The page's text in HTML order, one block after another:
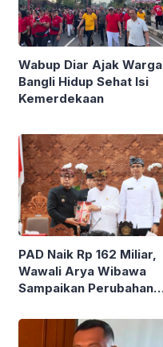
Wabup Diar Ajak Warga
Bangli Hidup Sehat Isi
Kemerdekaan
PAD Naik Rp 162 Miliar,
Wawali Arya Wibawa
Sampaikan Perubahan
Ranperda Event
Strategis